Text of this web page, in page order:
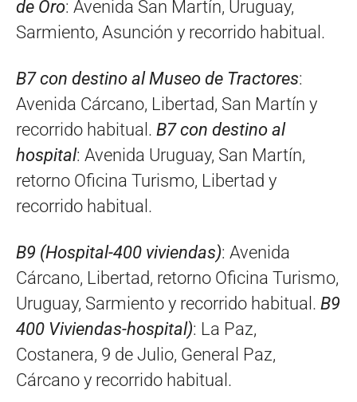
de Oro: Avenida San Martín, Uruguay,
Sarmiento, Asunción y recorrido habitual.
B7 con destino al Museo de Tractores:
Avenida Cárcano, Libertad, San Martín y
recorrido habitual. B7 con destino al
hospital: Avenida Uruguay, San Martín,
retorno Oficina Turismo, Libertad y
recorrido habitual.
B9 (Hospital-400 viviendas): Avenida
Cárcano, Libertad, retorno Oficina Turismo,
Uruguay, Sarmiento y recorrido habitual. B9
400 Viviendas-hospital): La Paz,
Costanera, 9 de Julio, General Paz,
Cárcano y recorrido habitual.